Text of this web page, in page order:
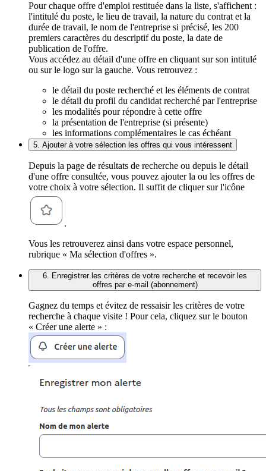
Pour chaque offre d'emploi restituée dans la liste, s'affichent :
l'intitulé du poste, le lieu de travail, la nature du contrat et la
durée de travail, le nom de l'entreprise si précisé, les 200
premiers caractères du descriptif du poste, la date de
publication de l'offre.
Vous accédez au détail d'une offre en cliquant sur son intitulé
ou sur le logo sur la gauche. Vous retrouvez :
le détail du poste recherché et les éléments de contrat
le détail du profil du candidat recherché par l'entreprise
les modalités pour répondre à cette offre
la présentation de l'entreprise (si présente)
les informations complémentaires le cas échéant
5. Ajouter à votre sélection les offres qui vous intéressent
Depuis la page de résultats de recherche ou depuis le détail
d'une offre consultée, vous pouvez ajouter la ou les offres de
votre choix à votre sélection. Il suffit de cliquer sur l'icône
.
Vous les retrouverez ainsi dans votre espace personnel,
rubrique « Ma sélection d'offres ».
6. Enregistrer les critères de votre recherche et recevoir les
offres par e-mail (abonnement)
Gagnez du temps et évitez de ressaisir les critères de votre
recherche à chaque visite ! Pour cela, cliquez sur le bouton
« Créer une alerte » :